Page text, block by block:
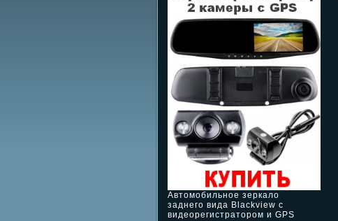
Автомобильное зеркало
заднего вида Blackview с
видеорегистратором и GPS